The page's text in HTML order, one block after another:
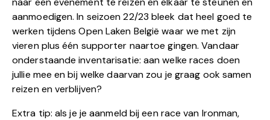
aanmoedigen. In seizoen 22/23 bleek dat heel goed te
werken tijdens Open Laken België waar we met zijn
vieren plus één supporter naartoe gingen. Vandaar
onderstaande inventarisatie: aan welke races doen
jullie mee en bij welke daarvan zou je graag ook samen
reizen en verblijven?
Extra tip: als je je aanmeld bij een race van Ironman,